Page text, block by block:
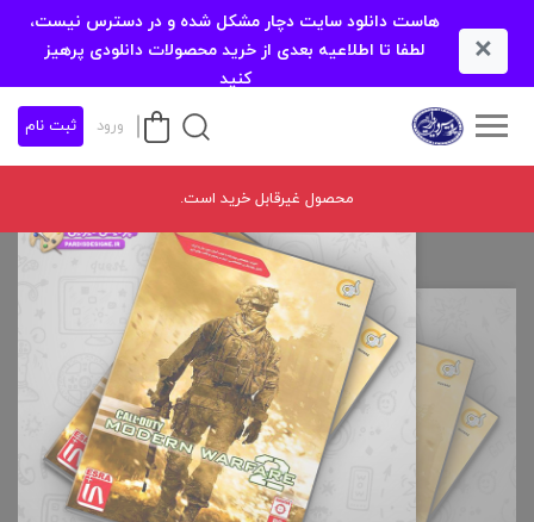
×
هاست دانلود سایت دچار مشکل شده و در دسترس نیست،
لطفا تا اطلاعیه بعدی از خرید محصولات دانلودی پرهیز
کنید
ورود ثبت نام
محصول غیرقابل خرید است.